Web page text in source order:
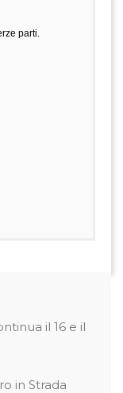
il 16 e il
in Strada